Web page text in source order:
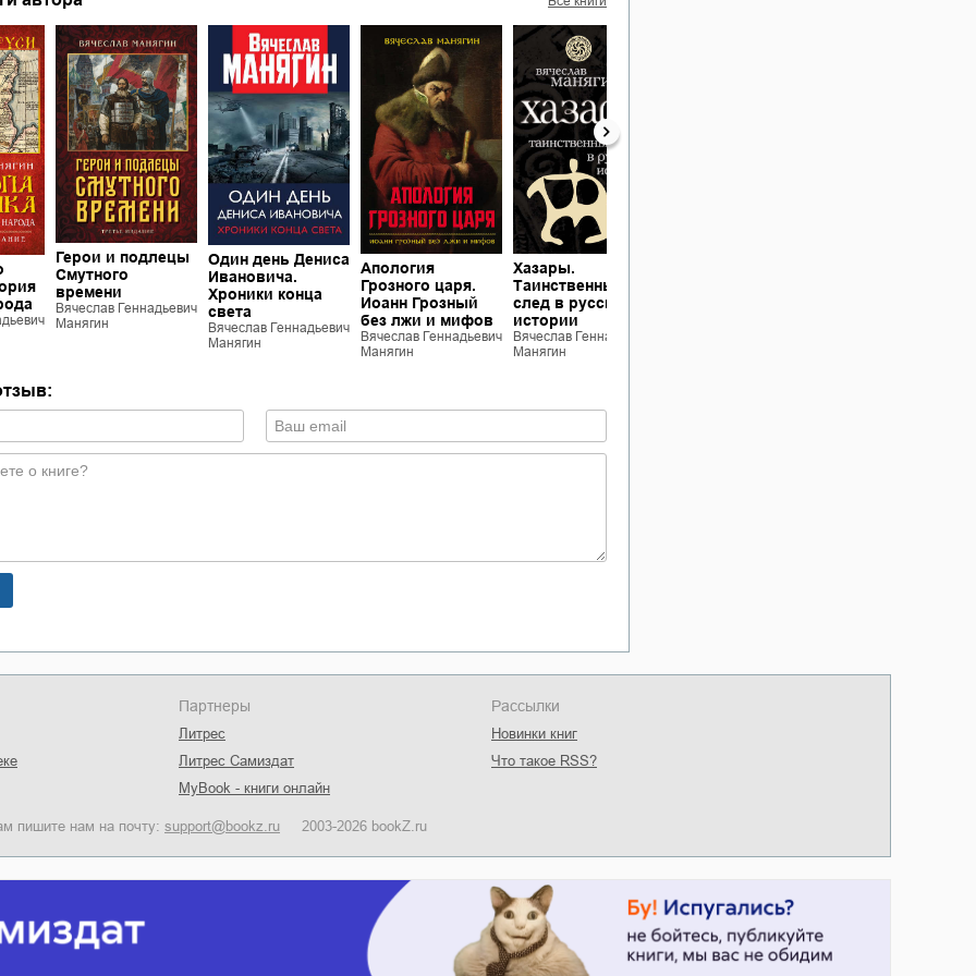
Герои и подлецы
Смутного
времени
Вячеслав Геннадьевич
Манягин
Один день Дениса
Ивановича.
Хроники конца
света
Вячеслав Геннадьевич
Манягин
Апология
Грозного царя.
Иоанн Грозный
без лжи и мифов
Вячеслав Геннадьевич
Манягин
Хазары.
Таинственный
след в русской
истории
Вячеслав Геннадьевич
Манягин
Партнеры
Литрес
Литрес Самиздат
MyBook - книги онлайн
Рассылки
Новинки книг
Что такое RSS?
пишите нам на почту: support@bookz.ru 2003-2026 bookZ.ru